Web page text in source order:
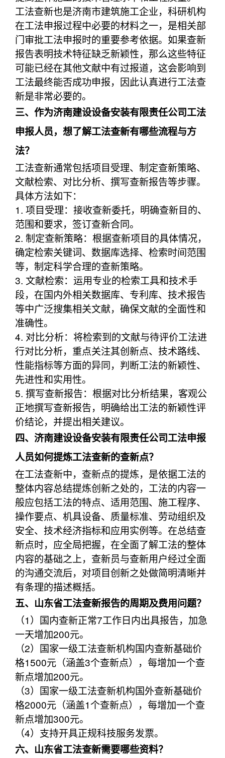
工法查新也是济南市建筑施工企业，科研机构
在工法申报过程中必要的材料之一，是相关部
门审批工法申报时的重要参考依据。如果查新
报告表明技术特征缺乏新颖性，那么这些特征
可能已经在其他文献中有过报道，这会影响到
工法最终能否成功申报，因此认真进行工法查
新是非常必要的。
三、作为济南建设设备安装有限责任公司工法
申报人员，想了解工法查新有哪些流程与方
法？
工法查新通常包括项目受理、制定查新策略、
文献检索、对比分析、撰写查新报告等步骤。
具体方法如下：
1. 项目受理：接收查新委托，明确查新目的、
范围和要求，签订查新合同。
2. 制定查新策略：根据查新项目的具体情况，
确定检索关键词、数据库选择、检索时间范围
等，制定科学合理的查新策略。
3. 文献检索：运用专业的检索工具和技术手
段，在国内外相关数据库、专利库、技术报告
等中广泛搜集相关文献，确保文献的全面性和
准确性。
4. 对比分析：将检索到的文献与待评价工法进
行对比分析，重点关注其创新点、技术路线、
性能指标等方面的异同，判断工法的新颖性、
先进性和实用性。
5. 撰写查新报告：根据对比分析结果，客观公
正地撰写查新报告，明确给出工法的新颖性评
价结论，并提出相关建议。
四、济南建设设备安装有限责任公司工法申报
人员如何提炼工法查新的查新点？
在工法查新中，查新点的提炼，是依据工法的
整体内容总结提炼创新之处的，工法的内容一
般应包括工法的特点、适用范围、施工程序、
操作要点、机具设备、质量标准、劳动组织及
安全、技术经济指标和应用实例等。在总结查
新点时，应全局把握，在全面了解工法的整体
内容的基础之上，查新员与查新用户经过全面
的沟通交流后，对项目创新之处做简明清晰并
有条理的描述概括。
五、山东省工法查新报告的周期及费用问题？
（1）国内查新正常7工作日内出具报告，加急
一天增加200元。
（2）国家一级工法查新机构国内查新基础价
格1500元（涵盖3个查新点），每增加一个查
新点增加200元。
（3）国家一级工法查新机构国外查新基础价
格2000元（涵盖1个查新点），每增加一个查
新点增加300元。
（4）支持开具正规科技服务发票。
六、山东省工法查新需要哪些资料？